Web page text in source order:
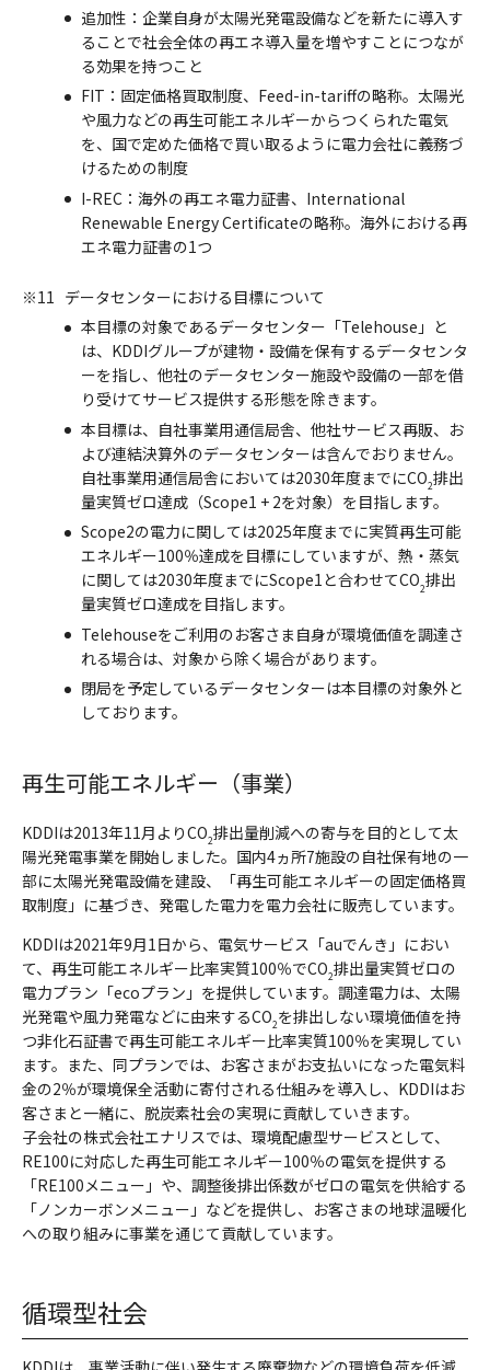
追加性：企業自身が太陽光発電設備などを新たに導入す
ることで社会全体の再エネ導入量を増やすことにつなが
る効果を持つこと
FIT：固定価格買取制度、Feed-in-tariffの略称。太陽光
や風力などの再生可能エネルギーからつくられた電気
を、国で定めた価格で買い取るように電力会社に義務づ
けるための制度
I-REC：海外の再エネ電力証書、International
Renewable Energy Certificateの略称。海外における再
エネ電力証書の1つ
※11 データセンターにおける目標について
本目標の対象であるデータセンター「Telehouse」と
は、KDDIグループが建物・設備を保有するデータセンタ
ーを指し、他社のデータセンター施設や設備の一部を借
り受けてサービス提供する形態を除きます。
本目標は、自社事業用通信局舎、他社サービス再販、お
よび連結決算外のデータセンターは含んでおりません。
自社事業用通信局舎においては2030年度までにCO2排出
量実質ゼロ達成（Scope1 + 2を対象）を目指します。
Scope2の電力に関しては2025年度までに実質再生可能
エネルギー100％達成を目標にしていますが、熱・蒸気
に関しては2030年度までにScope1と合わせてCO2排出
量実質ゼロ達成を目指します。
Telehouseをご利用のお客さま自身が環境価値を調達さ
れる場合は、対象から除く場合があります。
閉局を予定しているデータセンターは本目標の対象外と
しております。
再生可能エネルギー（事業）
KDDIは2013年11月よりCO2排出量削減への寄与を目的として太
陽光発電事業を開始しました。国内4ヵ所7施設の自社保有地の一
部に太陽光発電設備を建設、「再生可能エネルギーの固定価格買
取制度」に基づき、発電した電力を電力会社に販売しています。
KDDIは2021年9月1日から、電気サービス「auでんき」におい
て、再生可能エネルギー比率実質100％でCO2排出量実質ゼロの
電力プラン「ecoプラン」を提供しています。調達電力は、太陽
光発電や風力発電などに由来するCO2を排出しない環境価値を持
つ非化石証書で再生可能エネルギー比率実質100％を実現してい
ます。また、同プランでは、お客さまがお支払いになった電気料
金の2％が環境保全活動に寄付される仕組みを導入し、KDDIはお
客さまと一緒に、脱炭素社会の実現に貢献していきます。
子会社の株式会社エナリスでは、環境配慮型サービスとして、
RE100に対応した再生可能エネルギー100％の電気を提供する
「RE100メニュー」や、調整後排出係数がゼロの電気を供給する
「ノンカーボンメニュー」などを提供し、お客さまの地球温暖化
への取り組みに事業を通じて貢献しています。
循環型社会